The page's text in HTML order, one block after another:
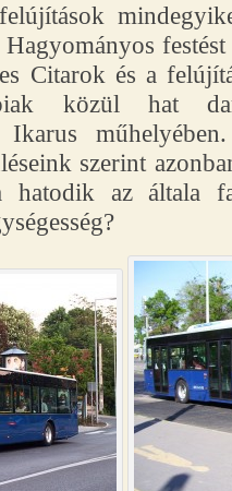
Citarok és a
közül hat
Ikarus
szerint
hatodik az általa